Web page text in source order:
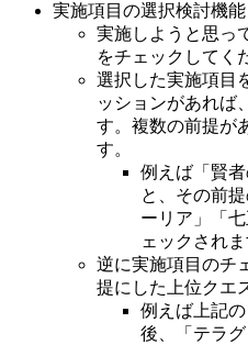
中級2-5 ロックリッ
中級2-6 パーティー
中級2-7 MD悪夢の
前提：楽園団登録
中級2-8 MDサラの
中級3-1 ロリルリ討伐
中級3-2 深淵の騎士
中級3-3 魔女の星の
中級3-4 困りものの
中級3-5 ギルド加入
中級3-6 MDフェン
中級3-7MDゲフェン
中級3-8 MD生体研
実施項目の選択検討機能
実施しようと思っ
をチェックしてく
選択した実施項目
ッションがあれば
す。複数の前提が
す。
例えば「賢
と、その前
ーリア」「
ェックされま
逆に実施項目のチ
提にした上位クエ
例えば上記
後、「テラ